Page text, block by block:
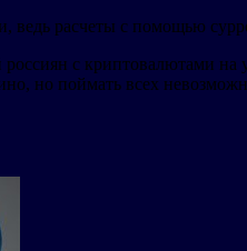
ведь расчеты с помощью
с криптовалютами
но поймать всех